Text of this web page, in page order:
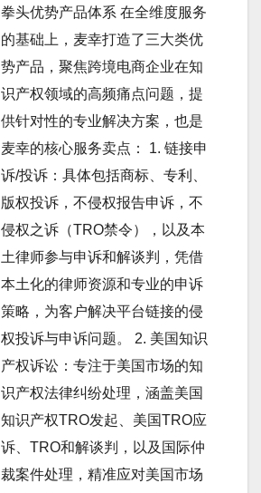
拳头优势产品体系 在全维度服务
的基础上，麦幸打造了三大类优
势产品，聚焦跨境电商企业在知
识产权领域的高频痛点问题，提
供针对性的专业解决方案，也是
麦幸的核心服务卖点： 1. 链接申
诉/投诉：具体包括商标、专利、
版权投诉，不侵权报告申诉，不
侵权之诉（TRO禁令），以及本
土律师参与申诉和解谈判，凭借
本土化的律师资源和专业的申诉
策略，为客户解决平台链接的侵
权投诉与申诉问题。 2. 美国知识
产权诉讼：专注于美国市场的知
识产权法律纠纷处理，涵盖美国
知识产权TRO发起、美国TRO应
诉、TRO和解谈判，以及国际仲
裁案件处理，精准应对美国市场